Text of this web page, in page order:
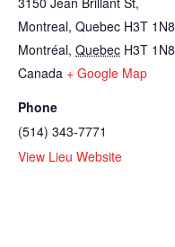
Montreal, Quebec H3T 1N8
Montréal, Quebec H3T 1N8
Canada + Google Map
Phone
(514) 343-7771
View Lieu Website